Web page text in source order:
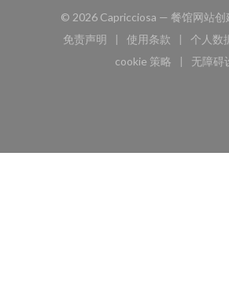
© 2026 Capricciosa — 餐馆网站创
免责声明
((在新窗口中打开))
使用条款
((在新窗口中
个人数
cookie 策略
((在新窗口中打
无障碍
((